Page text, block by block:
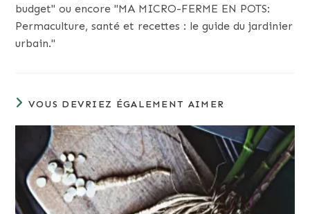
budget" ou encore "MA MICRO-FERME EN POTS:
Permaculture, santé et recettes : le guide du jardinier
urbain."
VOUS DEVRIEZ ÉGALEMENT AIMER